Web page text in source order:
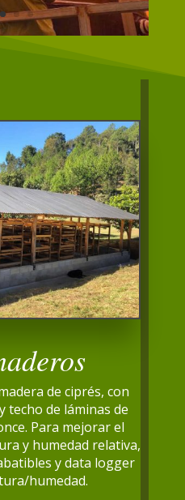
de ciprés, con
techo de láminas de
Para mejorar el
y humedad relativa,
y data logger
humedad.